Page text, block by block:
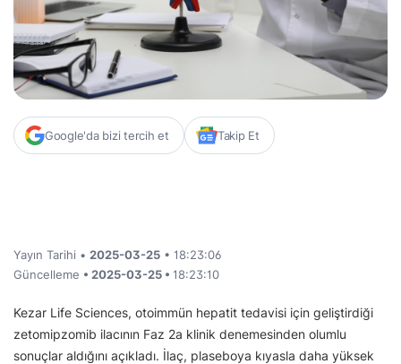
Google'da bizi tercih et Takip Et
Yayın Tarihi • 2025-03-25 • 18:23:06
Güncelleme • 2025-03-25 • 18:23:10
Kezar Life Sciences, otoimmün hepatit tedavisi için geliştirdiği
zetomipzomib ilacının Faz 2a klinik denemesinden olumlu
sonuçlar aldığını açıkladı. İlaç, plaseboya kıyasla daha yüksek